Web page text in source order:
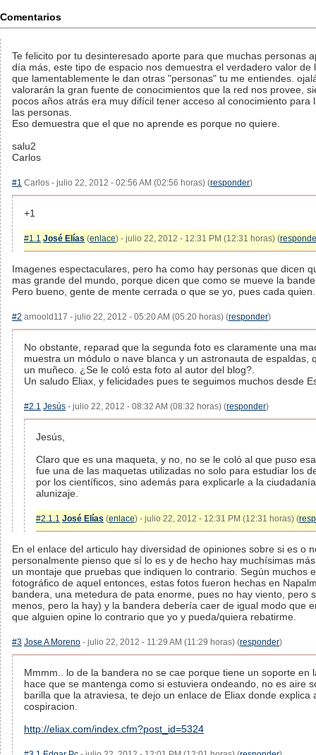
Comentarios
Te felicito por tu desinteresado aporte para que muchas personas
día más, este tipo de espacio nos demuestra el verdadero valor de
que lamentablemente le dan otras "personas" tu me entiendes.
valorarán la gran fuente de conocimientos que la red nos provee,
pocos años atrás era muy difícil tener acceso al conocimiento para
las personas.
Eso demuestra que el que no aprende es porque no quiere.
salu2
Carlos
#1 Carlos - julio 22, 2012 - 02:56 AM (02:56 horas) (responder)
+1
#1.1 José Elías (enlace) - julio 22, 2012 - 12:31 PM (12:31 horas) (
Imagenes espectaculares, pero ha como hay personas que dicen
mas grande del mundo, porque dicen que como se mueve la
Pero bueno, gente de mente cerrada o que se yo, pues cada
#2 arnoold117 - julio 22, 2012 - 05:20 AM (05:20 horas) (responder)
No obstante, reparad que la segunda foto es claramente una
muestra un módulo o nave blanca y un astronauta de espaldas,
un muñeco. ¿Se le coló esta foto al autor del blog?.
Un saludo Eliax, y felicidades pues te seguimos muchos desde
#2.1 Jesús - julio 22, 2012 - 08:32 AM (08:32 horas) (responder)
Jesús,
Claro que es una maqueta, y no, no se le coló al que puso
fue una de las maquetas utilizadas no solo para estudiar los
por los científicos, sino además para explicarle a la
alunizaje.
#2.1.1 José Elías (enlace) - julio 22, 2012 - 12:31 PM (12:31 horas) (
En el enlace del articulo hay diversidad de opiniones sobre si es o
personalmente pienso que sí lo es y de hecho hay muchísimas
un montaje que pruebas que indiquen lo contrario. Según muchos
fotográfico de aquel entonces, estas fotos fueron hechas en
bandera, una metedura de pata enorme, pues no hay viento, pero
menos, pero la hay) y la bandera debería caer de igual modo que
que alguien opine lo contrario que yo y pueda/quiera rebatirme.
#3 Jose A Moreno - julio 22, 2012 - 11:29 AM (11:29 horas) (responder)
Mmmm.. lo de la bandera no se cae porque tiene un soporte en
hace que se mantenga como si estuviera ondeando, no es aire
barilla que la atraviesa, te dejo un enlace de Eliax donde explica
cospiracion.
http://eliax.com/index.cfm?post_id=5324